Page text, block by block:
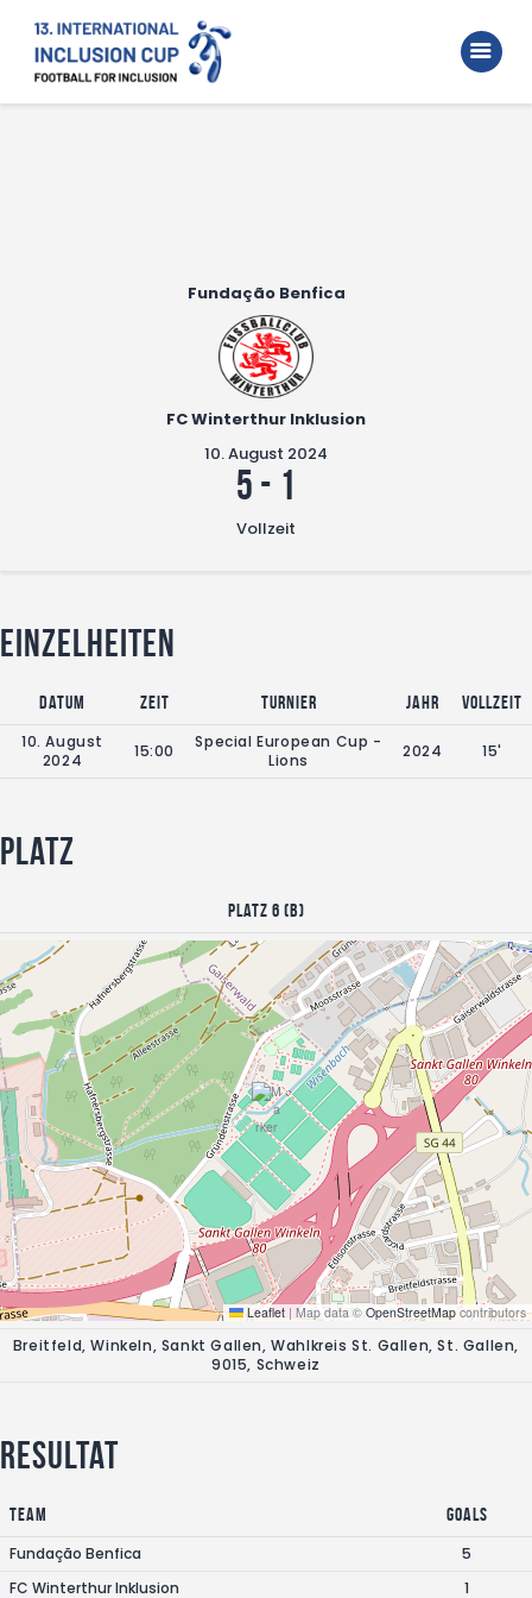
Home
Walking Football Turnier
Fundação Benfica
FC Winterthur Inklusion
10. August 2024
5 - 1
Vollzeit
Einzelheiten
Datum Zeit Turnier Jahr
Vollzeit
10. August
2024
15:00
Special European Cup -
Lions
2024 15'
Platz
Platz 6 (B)
Leaflet | Map data © OpenStreetMap contributors
Breitfeld, Winkeln, Sankt Gallen, Wahlkreis St. Gallen, St. Gallen,
9015, Schweiz
Resultat
Team
Goals
Fundação Benfica
5
FC Winterthur Inklusion
1